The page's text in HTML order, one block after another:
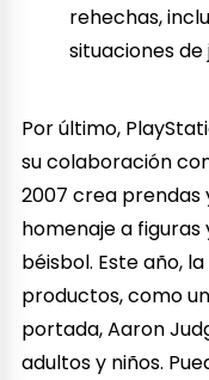
rehechas,
situaciones
Por último,
su colaboración
2007 crea prendas
homenaje a
béisbol. Este año,
productos, como
portada, Aaron
adultos y niños.